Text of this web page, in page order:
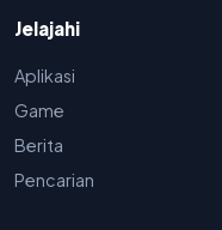
Jelajahi
Aplikasi
Game
Berita
Pencarian